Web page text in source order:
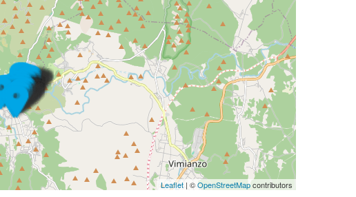
Leaflet | ©OpenStreetMapcontributors